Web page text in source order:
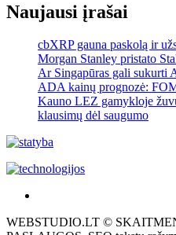
Naujausi įrašai
cbXRP gauna paskolą ir
Morgan Stanley pristato
Ar Singapūras gali sukurti
ADA kainų prognozė:
Kauno LEZ gamykloje
klausimų dėl saugumo
tai
WEBSTUDIO.LT ©